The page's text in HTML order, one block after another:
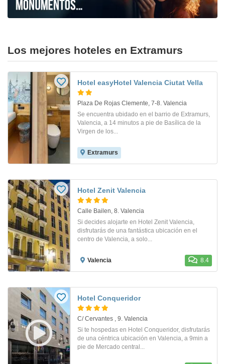
Los mejores hoteles en Extramurs
Hotel easyHotel Valencia Ciutat Vella
Plaza De Rojas Clemente, 7-8. Valencia
Se encuentra ubidado en el barrio de Extramurs,
Valencia, a 14 minutos a pie de Basílica de la
Virgen de los...
Extramurs
Hotel Zenit Valencia
Calle Bailen, 8. Valencia
Si decides alojarte en Hotel Zenit Valencia,
disfrutarás de una fantástica ubicación en el
centro de Valencia, a solo...
Valencia 8.4
Hotel Conqueridor
C/ Cervantes , 9. Valencia
Si te hospedas en Hotel Conqueridor, disfrutarás
de una céntrica ubicación en Valencia, a 9min a
pie de Mercado central...